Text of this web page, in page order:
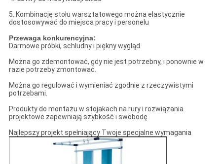
5. Kombinację stołu warsztatowego można elastycznie
dostosowywać do miejsca pracy i personelu
Przewaga konkurencyjna:
Darmowe próbki, schludny i piękny wygląd.
Można go zdemontować, gdy nie jest potrzebny, i ponownie w
razie potrzeby zmontować.
Można go regulować i wymieniać zgodnie z rzeczywistymi
potrzebami.
Produkty do montażu w stojakach na rury i rozwiązania
projektowe zapewniają szybkość i swobodę
Najlepszy projekt spełniający Twoje specjalne wymagania